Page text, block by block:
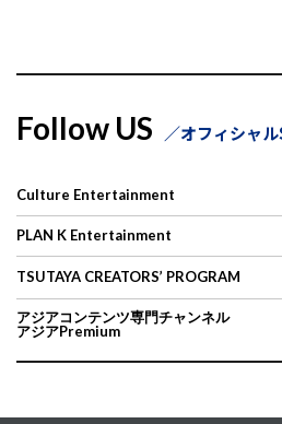
Follow US オフィシャ
Culture Entertainment
PLAN K Entertainment
TSUTAYA CREATORS’ PROGRAM
アジアコンテンツ専門チャンネル
アジアPremium